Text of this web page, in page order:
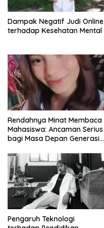
Dampak Negatif Judi Online
terhadap Kesehatan Mental
Rendahnya Minat Membaca
Mahasiswa: Ancaman Serius
bagi Masa Depan Generasi
Pengaruh Teknologi